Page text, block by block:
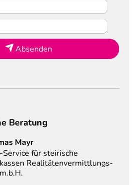
Absenden
Beratung
Mayr
Service für steirische
Realitätenvermittlungs-